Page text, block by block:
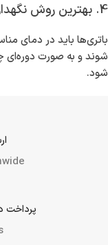
4. بهترین روش نگهداری از باتری‌های صنعتی چیست؟
باتری‌ها باید در دمای
شوند و به صورت دوره‌ای
شود.
پرداخت